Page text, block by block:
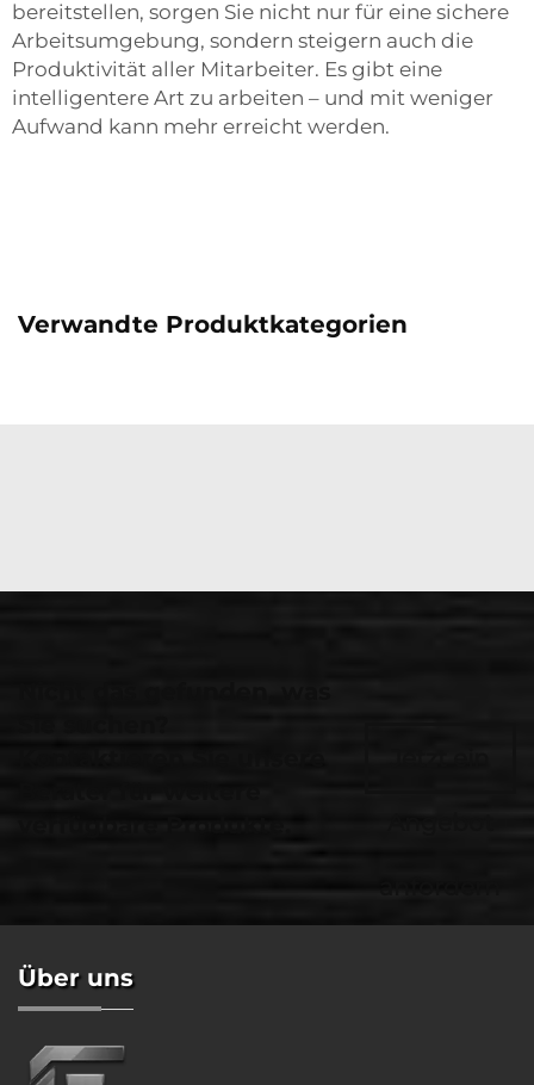
bereitstellen, sorgen Sie nicht nur für eine sichere
Arbeitsumgebung, sondern steigern auch die
Produktivität aller Mitarbeiter. Es gibt eine
intelligentere Art zu arbeiten – und mit weniger
Aufwand kann mehr erreicht werden.
Verwandte Produktkategorien
Über uns